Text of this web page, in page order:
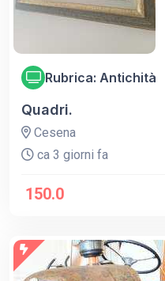
Rubrica: Antichità
Quadri.
Cesena
ca 3 giorni fa
150.0